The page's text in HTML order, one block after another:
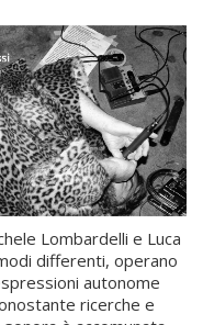
Lombardelli e Luca
differenti, operano
autonome
ricerche e